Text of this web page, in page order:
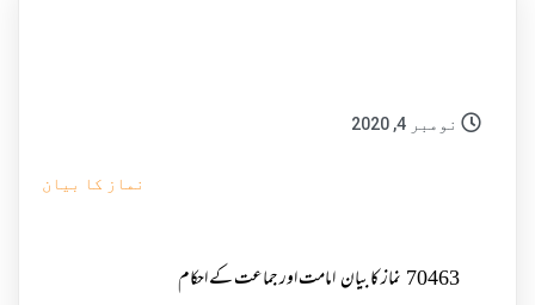
نومبر 4, 2020
نماز کا بیان
70463 نماز کا بیانامامت اور جماعت کے احکام